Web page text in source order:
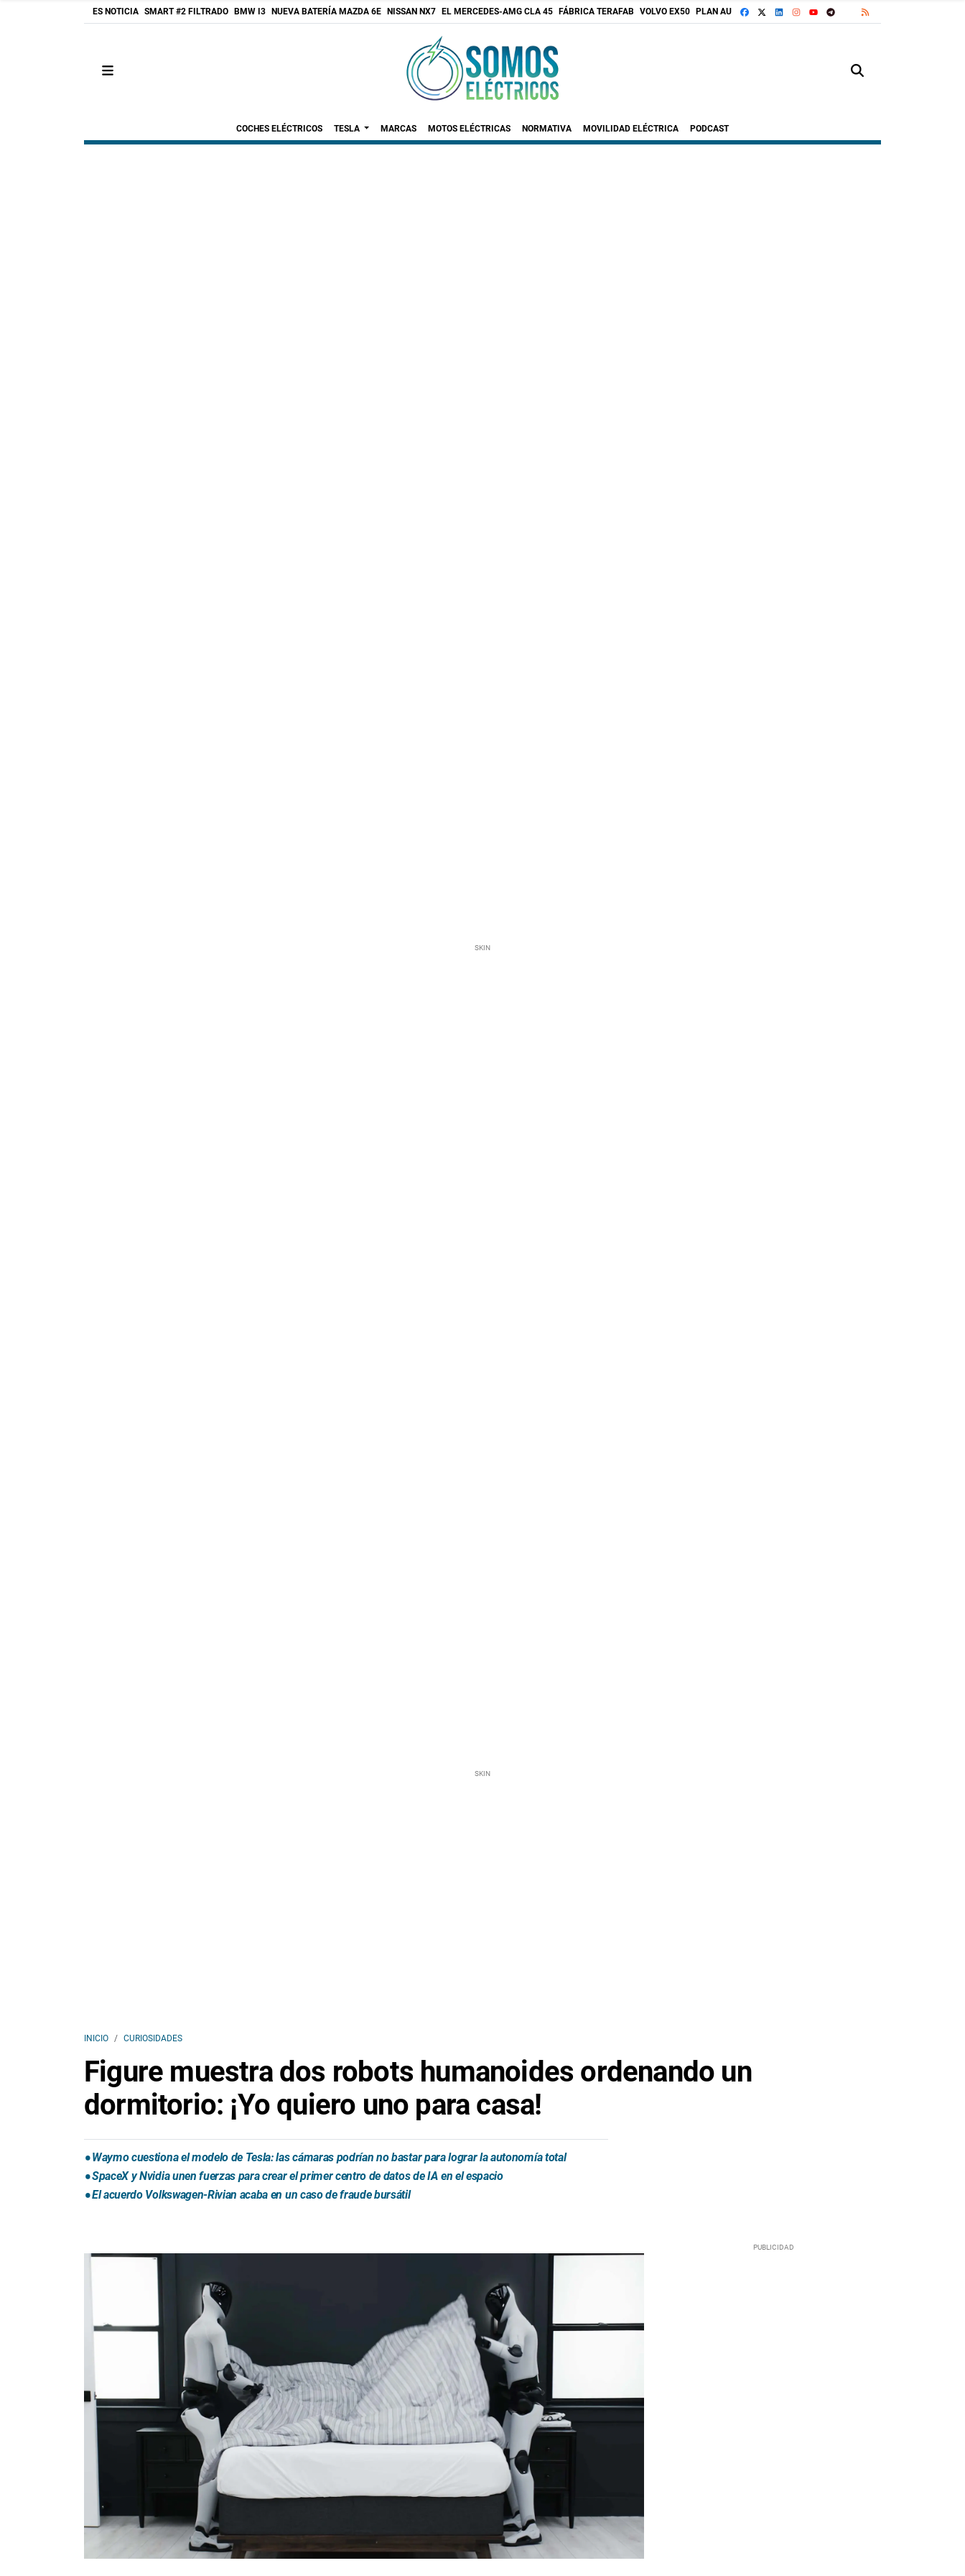
ES NOTICIA SMART #2 FILTRADO BMW I3 NUEVA BATERÍA MAZDA 6E NISSAN NX7 EL MERCEDES-AMG CLA 45 FÁBRICA TERAFAB VOLVO EX50 PLAN AUTO+FACEBOOKLINKEDININSTAGRAM
YOUTUBE
TELEGRAM
GOOGLE DISCOVER
COCHES ELÉCTRICOS TESLA MARCAS MOTOS ELÉCTRICAS NORMATIVA MOVILIDAD ELÉCTRICA PODCAST
INICIO CURIOSIDADES
Figure muestra dos robots humanoides ordenando un
dormitorio: ¡Yo quiero uno para casa!
Waymo cuestiona el modelo de Tesla: las cámaras podrían no bastar para lograr la autonomía total
SpaceX y Nvidia unen fuerzas para crear el primer centro de datos de IA en el espacio
El acuerdo Volkswagen-Rivian acaba en un caso de fraude bursátil